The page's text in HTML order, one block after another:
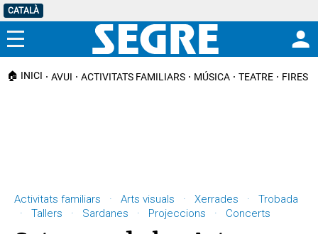
CATALÀ
Menú
🏠 INICI AVUI ACTIVITATS FAMILIARS MÚSICA TEATRE FIRES I
Activitats familiars · Arts visuals · Xerrades · Trobada
· Tallers · Sardanes · Projeccions · Concerts